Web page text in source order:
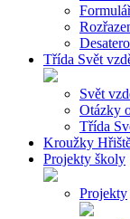
Třída Svět
Svět
Otázky
Třída
Kroužky
Projekty školy
Projekty